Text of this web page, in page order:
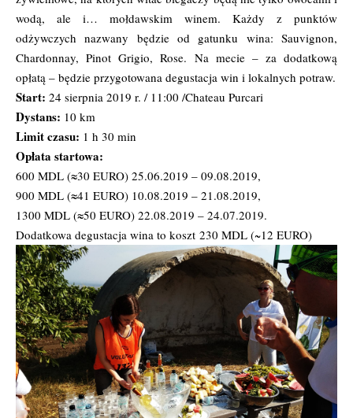
wodą, ale i… mołdawskim winem. Każdy z punktów
odżywczych nazwany będzie od gatunku wina: Sauvignon,
Chardonnay, Pinot Grigio, Rose. Na mecie – za dodatkową
opłatą – będzie przygotowana degustacja win i lokalnych potraw.
Start: 24 sierpnia 2019 r. / 11:00 /Chateau Purcari
Dystans: 10 km
Limit czasu: 1 h 30 min
Opłata startowa:
600 MDL (≈30 EURO) 25.06.2019 – 09.08.2019,
900 MDL (≈41 EURO) 10.08.2019 – 21.08.2019,
1300 MDL (≈50 EURO) 22.08.2019 – 24.07.2019.
Dodatkowa degustacja wina to koszt 230 MDL (~12 EURO)